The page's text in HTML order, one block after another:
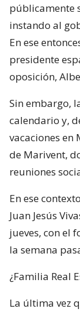
públicamente
instando al
En ese
presidente
oposición,
Sin embargo,
calendario y,
vacaciones en
de Marivent,
reuniones
En ese
Juan Jesús
jueves, con el
la semana
¿Familia Real
La última vez